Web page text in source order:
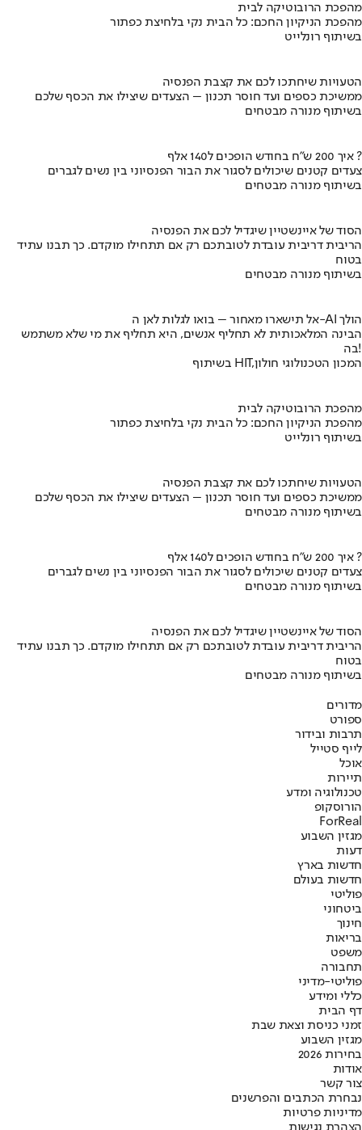
מהפכת הרובוטיקה לבית
מהפכת הניקיון החכם: כל הבית נקי בלחיצת כפתור
בשיתוף רונלייט
הטעויות שיחתכו לכם את קצבת הפנסיה
ממשיכת כספים ועד חוסר תכנון – הצעדים שיצילו את הכסף שלכם
בשיתוף מנורה מבטחים
איך 200 ש"ח בחודש הופכים ל140 אלף ?
צעדים קטנים שיכולים לסגור את הבור הפנסיוני בין נשים לגברים
בשיתוף מנורה מבטחים
הסוד של איינשטיין שיגדיל לכם את הפנסיה
הריבית דריבית עובדת לטובתכם רק אם תתחילו מוקדם. כך תבנו עתיד
בטוח
בשיתוף מנורה מבטחים
אל תישארו מאחור – בואו לגלות לאן ה-AI הולך
הבינה המלאכותית לא תחליף אנשים, היא תחליף את מי שלא משתמש
בה!
בשיתוף HIT,המכון הטכנולוגי חולון
מהפכת הרובוטיקה לבית
מהפכת הניקיון החכם: כל הבית נקי בלחיצת כפתור
בשיתוף רונלייט
הטעויות שיחתכו לכם את קצבת הפנסיה
ממשיכת כספים ועד חוסר תכנון – הצעדים שיצילו את הכסף שלכם
בשיתוף מנורה מבטחים
איך 200 ש"ח בחודש הופכים ל140 אלף ?
צעדים קטנים שיכולים לסגור את הבור הפנסיוני בין נשים לגברים
בשיתוף מנורה מבטחים
הסוד של איינשטיין שיגדיל לכם את הפנסיה
הריבית דריבית עובדת לטובתכם רק אם תתחילו מוקדם. כך תבנו עתיד
בטוח
בשיתוף מנורה מבטחים
מדורים
ספורט
תרבות ובידור
לייף סטייל
אוכל
תיירות
טכנולוגיה ומדע
הורוסקופ
ForReal
מגזין השבוע
דעות
חדשות בארץ
חדשות בעולם
פוליטי
ביטחוני
חינוך
בריאות
משפט
תחבורה
פוליטי-מדיני
כללי ומידע
דף הבית
זמני כניסת וצאת שבת
מגזין השבוע
בחירות 2026
אודות
צור קשר
נבחרת הכתבים והפרשנים
מדיניות פרטיות